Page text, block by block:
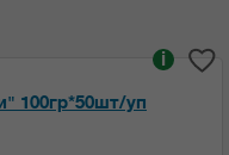
100гр*50шт/уп
i